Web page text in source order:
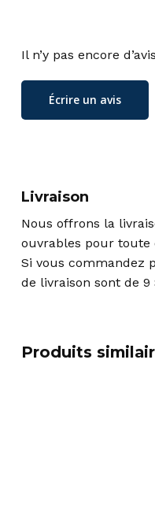
Il n’y pas encore
Écrire un avis
Livraison
Nous offrons la
ouvrables pour toute
Si vous commandez
de livraison sont de
Produits